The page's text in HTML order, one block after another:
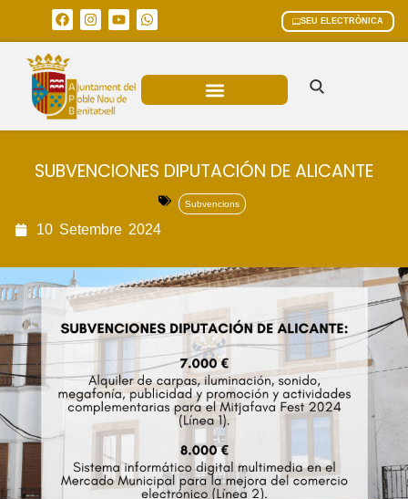
SEU ELECTRÒNICA
SUBVENCIONES DIPUTACIÓN DE ALICANTE
Subvencions
10 Setembre 2024